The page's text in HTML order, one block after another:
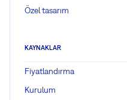
Özel tasarım
KAYNAKLAR
Fiyatlandırma
Kurulum